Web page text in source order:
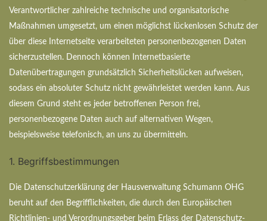
Verantwortlicher zahlreiche technische und organisatorische
Maßnahmen umgesetzt, um einen möglichst lückenlosen Schutz der
über diese Internetseite verarbeiteten personenbezogenen Daten
sicherzustellen. Dennoch können Internetbasierte
Datenübertragungen grundsätzlich Sicherheitslücken aufweisen,
sodass ein absoluter Schutz nicht gewährleistet werden kann. Aus
diesem Grund steht es jeder betroffenen Person frei,
personenbezogene Daten auch auf alternativen Wegen,
beispielsweise telefonisch, an uns zu übermitteln.
1. Begriffsbestimmungen
Die Datenschutzerklärung der Hausverwaltung Schumann OHG
beruht auf den Begrifflichkeiten, die durch den Europäischen
Richtlinien- und Verordnungsgeber beim Erlass der Datenschutz-